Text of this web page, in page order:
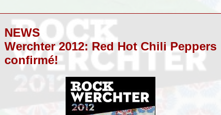
NEWS
Werchter 2012: Red Hot Chili Peppers
confirmé!